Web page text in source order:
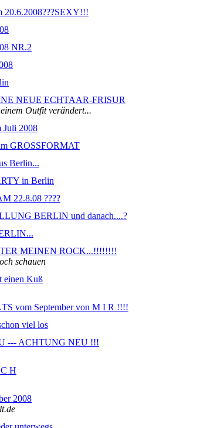
20.6.2008???SEXY!!!
NR.2
NEUE ECHTAAR-FRISUR
Outfit verändert...
Juli 2008
GROSSFORMAT
Berlin...
in Berlin
22.8.08 ????
BERLIN und danach....?
MEINEN ROCK...!!!!!!!!
schauen
einen Kuß
vom September von M I R !!!!
viel los
--- ACHTUNG NEU !!!
H
2008